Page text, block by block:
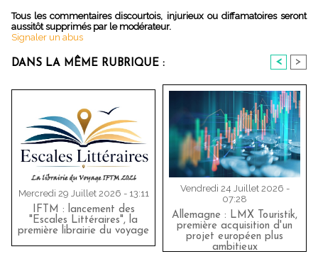
Tous les commentaires discourtois, injurieux ou diffamatoires seront
aussitôt supprimés par le modérateur.
Signaler un abus
DANS LA MÊME RUBRIQUE : < >
Mercredi 29 Juillet 2026 - 13:11
IFTM : lancement des
"Escales Littéraires", la
première librairie du voyage
Vendredi 24 Juillet 2026 -
07:28
Allemagne : LMX Touristik,
première acquisition d'un
projet européen plus
ambitieux